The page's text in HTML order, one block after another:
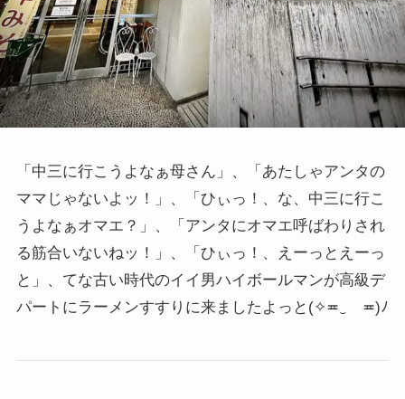
「中三に行こうよなぁ母さん」、「あたしゃアンタの
ママじゃないよッ！」、「ひぃっ！、な、中三に行こ
うよなぁオマエ？」、「アンタにオマエ呼ばわりされ
る筋合いないねッ！」、「ひぃっ！、えーっとえーっ
と」、てな古い時代のイイ男ハイボールマンが高級デ
パートにラーメンすすりに来ましたよっと (✧≖‿ゝ≖)ﾉ